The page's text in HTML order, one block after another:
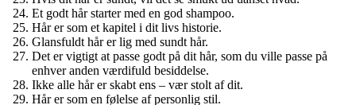
Et godt hår starter med en god shampoo.
Hår er som et kapitel i dit livs historie.
Glansfuldt hår er lig med sundt hår.
Det er vigtigt at passe godt på dit hår, som du ville passe på
enhver anden værdifuld besiddelse.
Ikke alle hår er skabt ens – vær stolt af dit.
Hår er som en følelse af personlig stil.